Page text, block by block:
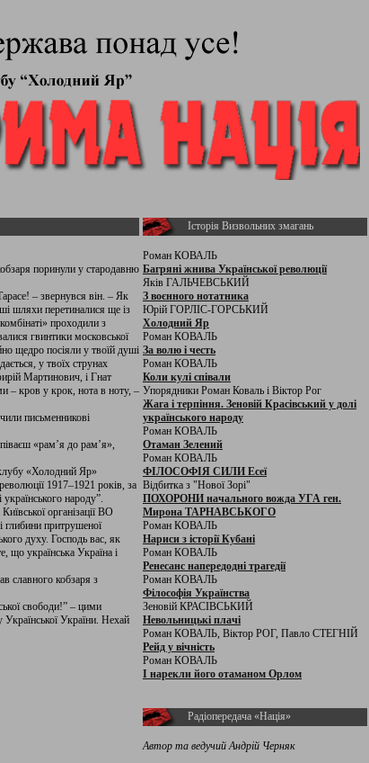
поринули у стародавню
– звернувся він. – Як
шляхи перетиналися ще із
проходили з
гвинтики московської
щедро посіяли у твоїй душі
у твоїх струнах
Мартинович, і Гнат
– кров у крок, нота в ноту, –
письменникові
«рам’я до рам’я»,
клубу «Холодний Яр»
1917–1921 років, за
народу”.
організації ВО
глибини притрушеної
духу. Господь вас, як
що українська Україна і
славного кобзаря з
свободи!” – цими
України. Нехай
Історія Визвольних змагань
Роман КОВАЛЬ
Багряні жнива Української революції
Яків ГАЛЬЧЕВСЬКИЙ
З воєнного нотатника
Юрій ГОРЛІС-ГОРСЬКИЙ
Холодний Яр
Роман КОВАЛЬ
За волю і честь
Роман КОВАЛЬ
Коли кулі співали
Упорядники Роман Коваль і Віктор Рог
Жага і терпіння. Зеновій Красівський у долі
українського народу
Роман КОВАЛЬ
Отаман Зелений
Роман КОВАЛЬ
ФІЛОСОФІЯ СИЛИ Есеї
Відбитка з "Нової Зорі"
ПОХОРОНИ начального вожда УГА ген.
Мирона ТАРНАВСЬКОГО
Роман КОВАЛЬ
Нариси з історії Кубані
Роман КОВАЛЬ
Ренесанс напередодні трагедії
Роман КОВАЛЬ
Філософія Українства
Зеновій КРАСІВСЬКИЙ
Невольницькі плачі
Роман КОВАЛЬ, Віктор РОГ, Павло СТЕГНІЙ
Рейд у вічність
Роман КОВАЛЬ
І нарекли його отаманом Орлом
Радіопередача «Нація»
Автор та ведучий Андрій Черняк